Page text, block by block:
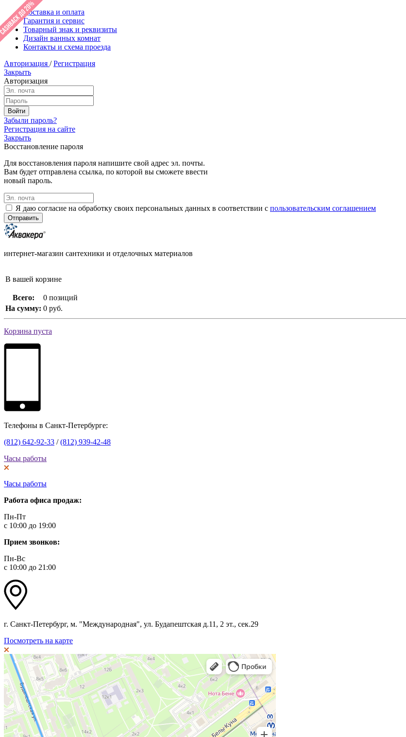
Доставка и оплата
Гарантия и сервис
Товарный знак и реквизиты
Дизайн ванных комнат
Контакты и схема проезда
Авторизация / Регистрация
Закрыть
Авторизация
Забыли пароль?
Регистрация на сайте
Закрыть
Восстановление пароля
Для восстановления пароля напишите свой адрес эл. почты.
Вам будет отправлена ссылка, по которой вы сможете ввести
новый пароль.
Я даю согласие на обработку своих персональных данных в соответствии с пользовательским соглашением
интернет-магазин сантехники и отделочных материалов
В вашей корзине
Всего:
0 позиций
На сумму: 0 руб.
Корзина пуста
Телефоны в Санкт-Петербурге:
(812) 642-92-33 /(812) 939-42-48
Часы работы
Часы работы
Работа офиса продаж:
Пн-Пт
с 10:00 до 19:00
Прием звонков:
Пн-Вс
с 10:00 до 21:00
г. Санкт-Петербург, м. "Международная", ул. Будапештская д.11, 2 эт., сек.29
Посмотреть на карте